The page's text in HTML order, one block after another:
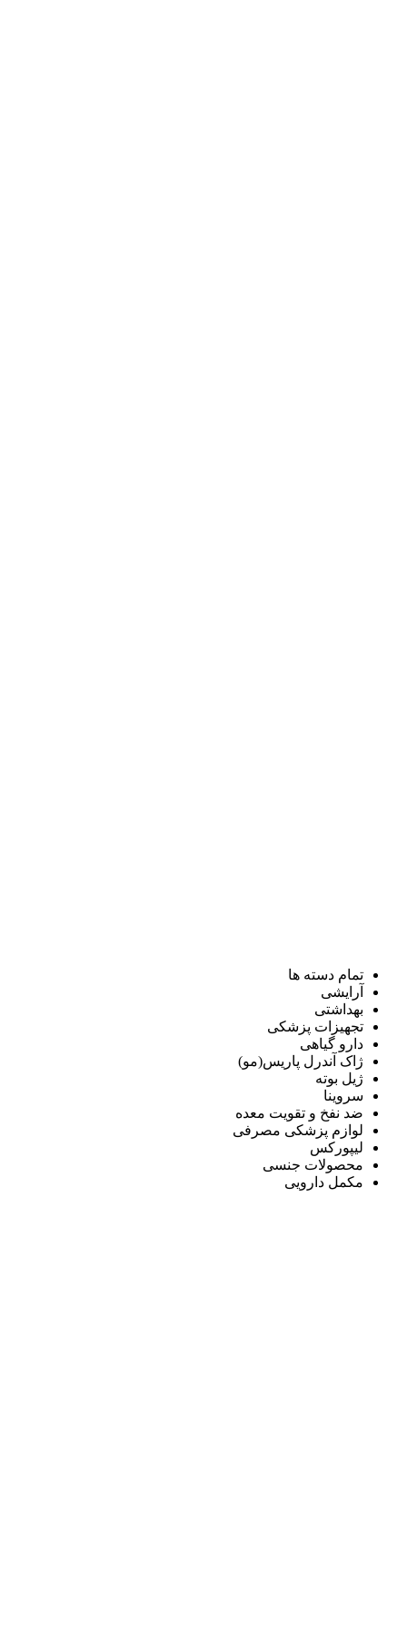
تمام دسته ها
آرایشی
بهداشتی
تجهیزات پزشکی
دارو گیاهی
ژاک آندرل پاریس(مو)
ژیل بوته
سروینا
ضد نفخ و تقویت معده
لوازم پزشکی مصرفی
لیپورکس
محصولات جنسی
مکمل دارویی